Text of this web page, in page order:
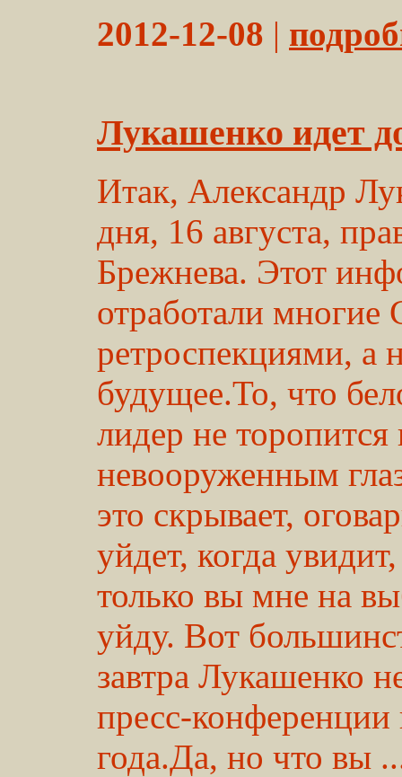
2012-12-08 |
Лукашенко идет
Итак, Александр
дня, 16 августа,
Брежнева. Этот
отработали
ретроспекциями, а
будущее.То, что
лидер не
невооруженным
это скрывает,
уйдет, когда
только вы мне на
уйду. Вот
завтра Лукашенко
пресс-
года.Да, но что вы